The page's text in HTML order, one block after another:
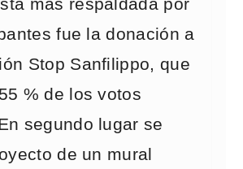
más respaldada por
fue la donación a
Stop Sanfilippo, que
% de los votos
segundo lugar se
de un mural